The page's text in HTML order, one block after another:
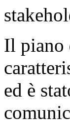
Il piano
ed è